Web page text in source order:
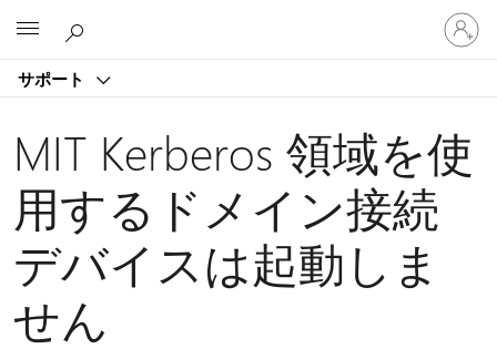
サポート
ア
カ
ウ
に
サ
イ
ン
イ
MIT Kerberos 領域を使
用するドメイン接続
デバイスは起動しま
せん